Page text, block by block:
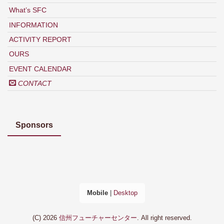
What’s SFC
INFORMATION
ACTIVITY REPORT
OURS
EVENT CALENDAR
CONTACT
Sponsors
Mobile| Desktop
(C) 2026 信州フューチャーセンター. All right reserved.